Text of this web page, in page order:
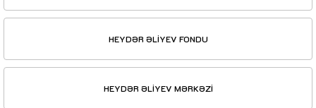
HEYDƏR ƏLİYEV FONDU
HEYDƏR ƏLİYEV MƏRKƏZİ